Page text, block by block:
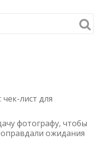
лист для
фотографу, чтобы
ожидания